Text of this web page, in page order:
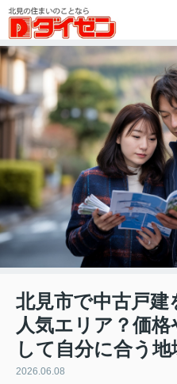
北見市で中古戸
人気エリア？価
して自分に合う
2026.06.08